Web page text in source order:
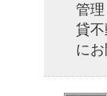
管
貸
に